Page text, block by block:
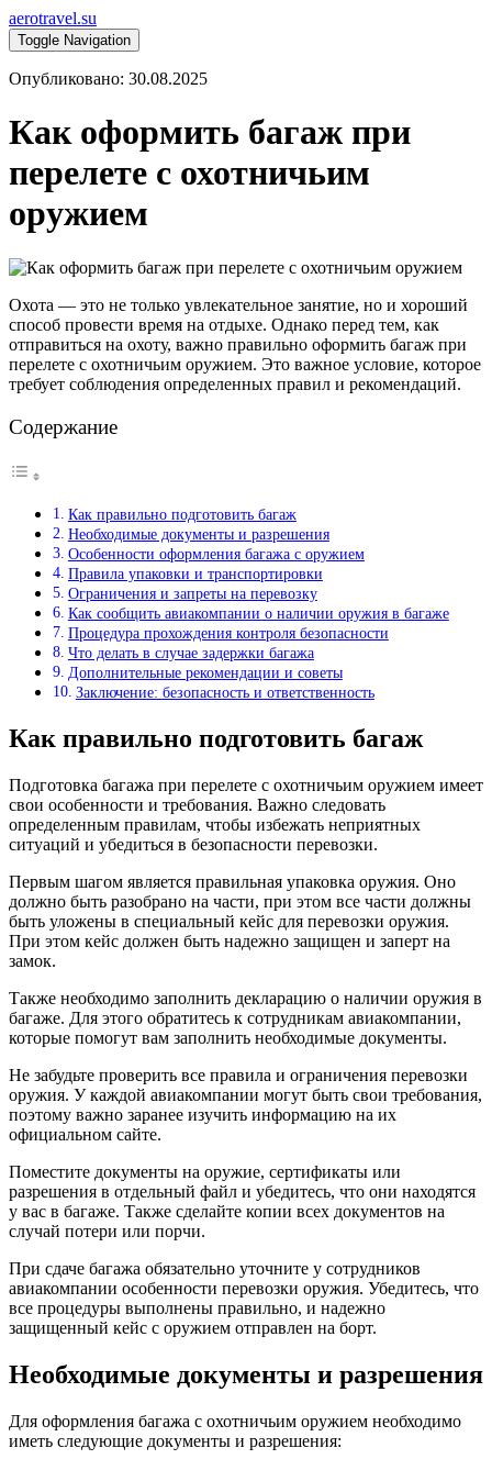
aerotravel.su
Toggle Navigation
Опубликовано: 30.08.2025
Как оформить багаж при
перелете с охотничьим
оружием
Охота — это не только увлекательное занятие, но и хороший
способ провести время на отдыхе. Однако перед тем, как
отправиться на охоту, важно правильно оформить багаж при
перелете с охотничьим оружием. Это важное условие, которое
требует соблюдения определенных правил и рекомендаций.
Содержание
Как правильно подготовить багаж
Необходимые документы и разрешения
Особенности оформления багажа с оружием
Правила упаковки и транспортировки
Ограничения и запреты на перевозку
Как сообщить авиакомпании о наличии оружия в багаже
Процедура прохождения контроля безопасности
Что делать в случае задержки багажа
Дополнительные рекомендации и советы
Заключение: безопасность и ответственность
Как правильно подготовить багаж
Подготовка багажа при перелете с охотничьим оружием имеет
свои особенности и требования. Важно следовать
определенным правилам, чтобы избежать неприятных
ситуаций и убедиться в безопасности перевозки.
Первым шагом является правильная упаковка оружия. Оно
должно быть разобрано на части, при этом все части должны
быть уложены в специальный кейс для перевозки оружия.
При этом кейс должен быть надежно защищен и заперт на
замок.
Также необходимо заполнить декларацию о наличии оружия в
багаже. Для этого обратитесь к сотрудникам авиакомпании,
которые помогут вам заполнить необходимые документы.
Не забудьте проверить все правила и ограничения перевозки
оружия. У каждой авиакомпании могут быть свои требования,
поэтому важно заранее изучить информацию на их
официальном сайте.
Поместите документы на оружие, сертификаты или
разрешения в отдельный файл и убедитесь, что они находятся
у вас в багаже. Также сделайте копии всех документов на
случай потери или порчи.
При сдаче багажа обязательно уточните у сотрудников
авиакомпании особенности перевозки оружия. Убедитесь, что
все процедуры выполнены правильно, и надежно
защищенный кейс с оружием отправлен на борт.
Необходимые документы и разрешения
Для оформления багажа с охотничьим оружием необходимо
иметь следующие документы и разрешения: